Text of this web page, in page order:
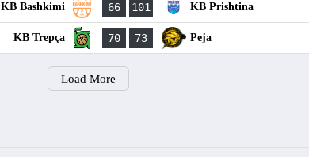
KB Bashkimi 66 101 KB Prishtina
KB Trepça 70 73 Peja
Load More